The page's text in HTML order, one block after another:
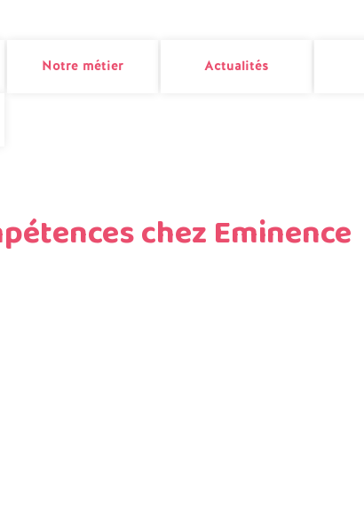
Notre métier Actualités
chez Eminence